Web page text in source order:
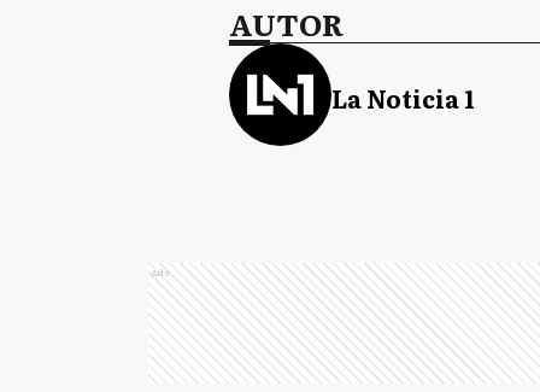
AUTOR
La Noticia 1
Ads